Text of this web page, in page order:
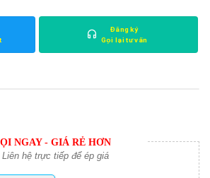
Đăng ký
Gọi lại tư vấn
NGAY - GIÁ RẺ HƠN
Liên hệ trực tiếp để ép giá